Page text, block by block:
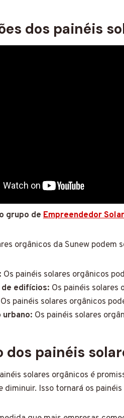
dos painéis
grupo deEmpreendedor Solar
orgânicos da Sunew
Os painéis solares orgânicos
de edifícios: Os painéis solares
Os painéis solares orgânicos
urbano: Os painéis solares
dos painéis
solares orgânicos é
diminuir. Isso tornará os